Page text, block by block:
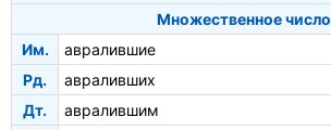
Множественное число
Им.
авралившие
Рд.
авраливших
Дт.
авралившим